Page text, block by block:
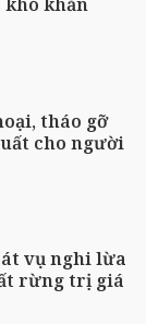
tháo gỡ
cho người
vụ nghi lừa
rừng trị giá